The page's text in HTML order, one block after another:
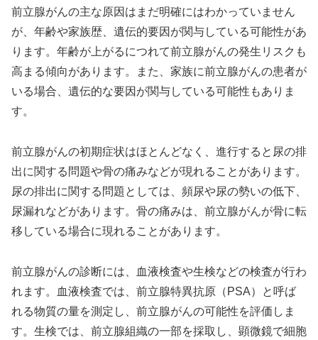
前立腺がんの主な原因はまだ明確にはわかっていません
が、年齢や家族歴、遺伝的要因が関与している可能性があ
ります。年齢が上がるにつれて前立腺がんの発生リスクも
高まる傾向があります。また、家族に前立腺がんの患者が
いる場合、遺伝的な要因が関与している可能性もありま
す。
前立腺がんの初期症状はほとんどなく、進行すると尿の排
出に関する問題や骨の痛みなどが現れることがあります。
尿の排出に関する問題としては、頻尿や尿の勢いの低下、
尿漏れなどがあります。骨の痛みは、前立腺がんが骨に転
移している場合に現れることがあります。
前立腺がんの診断には、血液検査や生検などの検査が行わ
れます。血液検査では、前立腺特異抗原（PSA）と呼ば
れる物質の量を測定し、前立腺がんの可能性を評価しま
す。生検では、前立腺組織の一部を採取し、顕微鏡で細胞